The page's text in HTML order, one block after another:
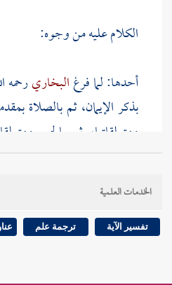
الكلام عليه من وجوه:
أحدها: لما فرغالبخاريرحمه
بذكر الإيمان، ثم بالصلاة
ومتعلقاتها، ثم بالحج
الاعتناء بالترتيب المذكور
ساقه، وإن وقع في بعض
الصوم على الحج.
محذوف، أي: هذا كتاب
الخدمات العلمية
تفسير الآية ترجمة علم